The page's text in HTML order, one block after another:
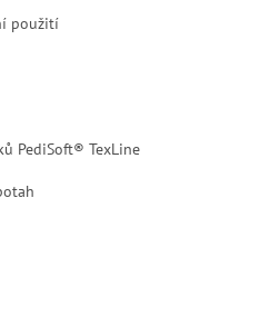
použití
PediSoft® TexLine